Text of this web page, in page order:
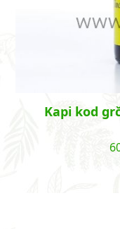
Kapi kod